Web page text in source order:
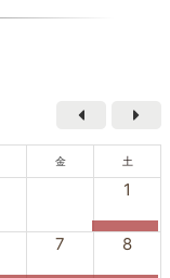
金 土
1
7 8